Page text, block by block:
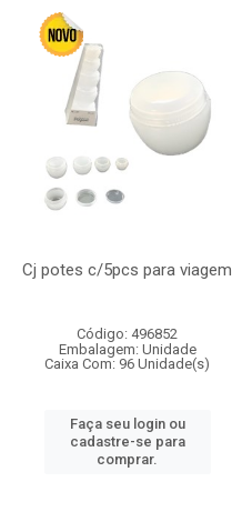
Cj potes c/5pcs para viagem
Código: 496852
Embalagem: Unidade
Caixa Com: 96 Unidade(s)
Faça seu login ou
cadastre-se para
comprar.